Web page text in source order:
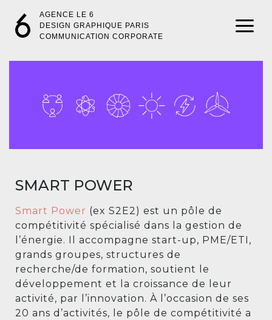
AGENCE LE 6
DESIGN GRAPHIQUE PARIS
COMMUNICATION CORPORATE
SMART POWER
Smart Power (ex S2E2) est un pôle de
compétitivité spécialisé dans la gestion de
l’énergie. Il accompagne start-up, PME/ETI,
grands groupes, structures de
recherche/de formation, soutient le
développement et la croissance de leur
activité, par l’innovation. À l’occasion de ses
20 ans d’activités, le pôle de compétitivité a